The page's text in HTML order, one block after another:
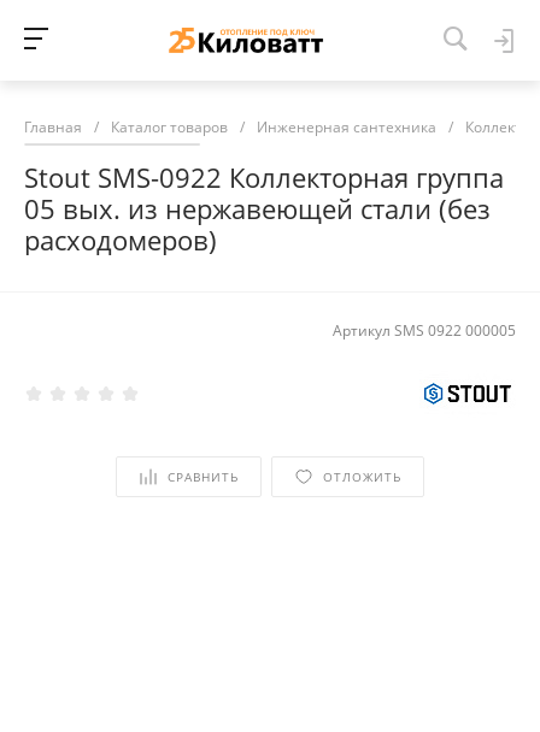
Главная / Каталог товаров / Инженерная сантехника /
Stout SMS-0922 Коллекторная группа
05 вых. из нержавеющей стали (без
расходомеров)
Артикул SMS 0922 000005
СРАВНИТЬ ОТЛОЖИТЬ